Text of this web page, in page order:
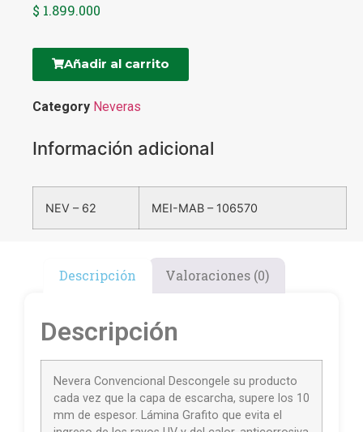
$ 1.899.000
Añadir al carrito
Category Neveras
Información adicional
NEV – 62 MEI-MAB – 106570
Descripción Valoraciones (0)
Descripción
Nevera Convencional Descongele su producto
cada vez que la capa de escarcha, supere los 10
mm de espesor. Lámina Grafito que evita el